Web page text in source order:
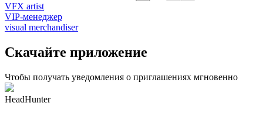
VFX artist
VIP-менеджер
visual merchandiser
Скачайте приложение
Чтобы получать уведомления о приглашениях мгновенно
HeadHunter